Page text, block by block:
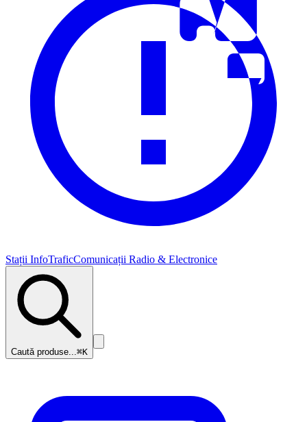
Stații InfoTraficComunicații Radio & Electronice
Caută produse...⌘K